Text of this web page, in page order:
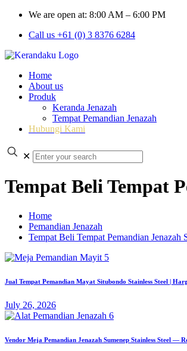
We are open at: 8:00 AM – 6:00 PM
Call us +61 (0) 3 8376 6284
Home
About us
Produk
Keranda Jenazah
Tempat Pemandian Jenazah
Hubungi Kami
✕
Tempat Beli Tempat
Home
Pemandian Jenazah
Tempat Beli Tempat Pemandian
Jual Tempat Pemandian Mayat Situbondo Stainless Steel |
July 26, 2026
Vendor Meja Pemandian Jenazah Sumenep Stainless Steel —